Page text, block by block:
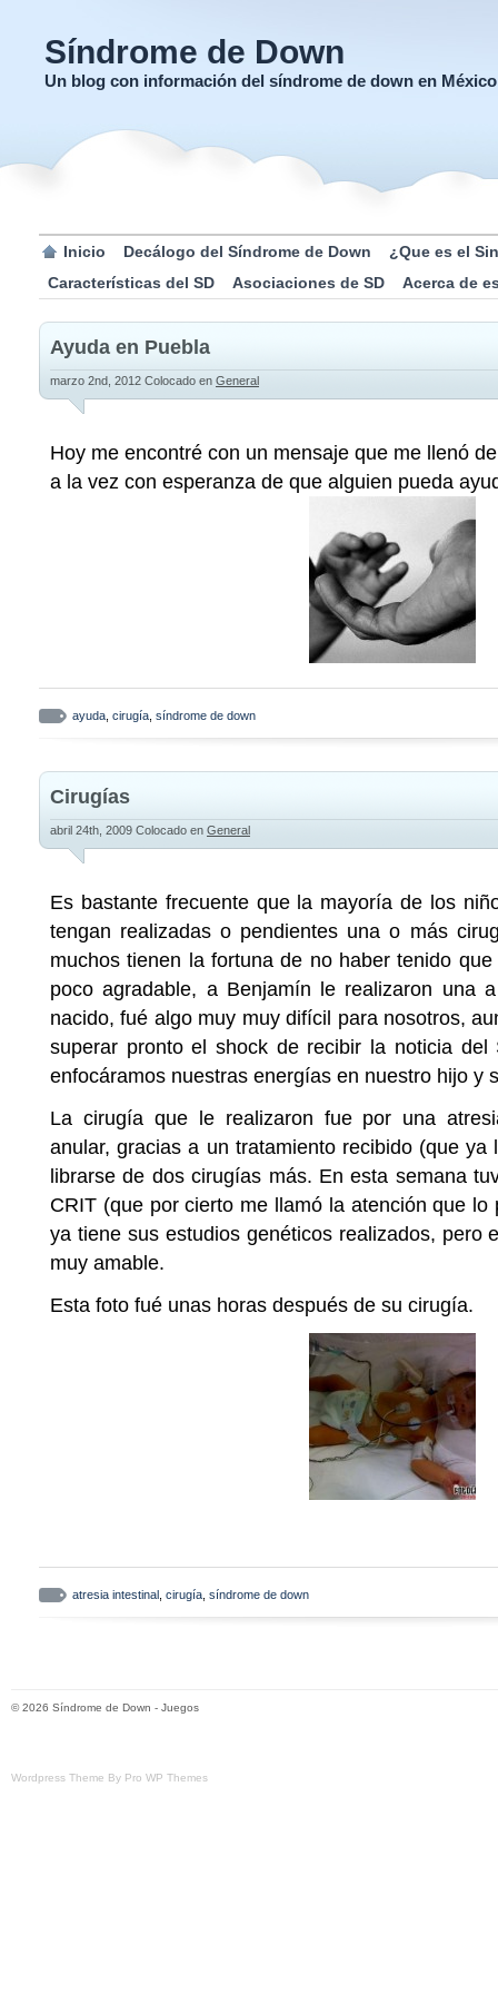
Síndrome de Down
Un blog con información del síndrome de down en México
Inicio Decálogo del Síndrome de Down
¿Que es el
Características del SD
Asociaciones de SD Acerca de
Ayuda en Puebla
marzo 2nd, 2012 Colocado en General
Hoy me encontré con un mensaje que me llenó
a la vez con esperanza de que alguien pueda
ayuda cirugía síndrome de down
Cirugías
abril 24th, 2009 Colocado en General
Es bastante frecuente que la mayoría de los
tengan realizadas o pendientes una o más
muchos tienen la fortuna de no haber tenido
poco agradable, a Benjamín le realizaron una
nacido, fué algo muy muy difícil para nosotros,
superar pronto el shock de recibir la noticia
enfocáramos nuestras energías en nuestro hijo y
La cirugía que le realizaron fue por una
anular, gracias a un tratamiento recibido (que ya
librarse de dos cirugías más. En esta semana
CRIT (que por cierto me llamó la atención que
ya tiene sus estudios genéticos realizados, pero
muy amable.
Esta foto fué unas horas después de su cirugía.
atresia intestinal cirugía síndrome de down
© 2026 Síndrome de Down - Juegos
Wordpress Theme By Pro WP Themes